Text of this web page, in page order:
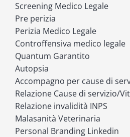
Screening Medico Legale
Pre perizia
Perizia Medico Legale
Controffensiva medico legale
Quantum Garantito
Autopsia
Accompagno per cause di
Relazione Cause di servizio/
Relazione invalidità INPS
Malasanità Veterinaria
Personal Branding Linkedin